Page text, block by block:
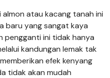
almon atau kacang tanah ini
baru yang sangat kaya
pengganti ini tidak hanya
kandungan lemak tak
efek kenyang
tidak akan mudah